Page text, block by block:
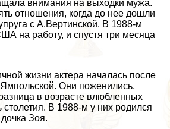
внимания на выходки мужа.
отношения, когда до нее дошли
с А.Вертинской. В 1988-м
на работу, и спустя три месяца
жизни актера началась после
Они поженились,
в возрасте влюбленных
столетия. В 1988-м у них родился
Зоя.